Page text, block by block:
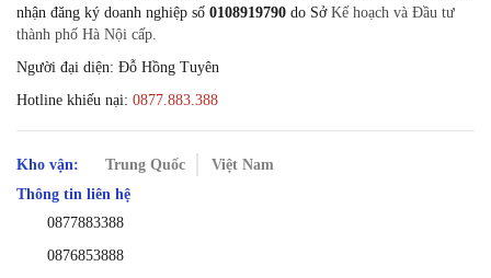
nhận đăng ký doanh nghiệp số 0108919790 do Sở Kế hoạch và Đầu tư
thành phố Hà Nội cấp.
Người đại diện: Đỗ Hồng Tuyên
Hotline khiếu nại: 0877.883.388
Kho vận: Trung Quốc
Việt Nam
Thông tin liên hệ
0877883388
0876853888